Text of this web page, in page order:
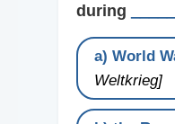
during
a) World
Weltkrieg]